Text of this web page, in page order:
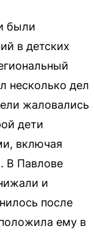
были
в детских
несколько дел
жаловались
дети
включая
В Павлове
и
после
ему в